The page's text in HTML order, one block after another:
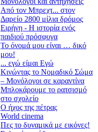
Από τον Μπρεχτ... στον
Δαρείο 2800 μίλια δρόμος
Ειρήνη - Η ιστορία ενός
παιδιού πρόσφυγα
Το όνομά μου είναι … δικό
μου!
... εγώ είμαι Εγώ
Κινώντας το Νομαδικό Σώμα
– Μονόλογοι σε καραντίνα
Μπλοκάρουμε το ρατσισμό
στο σχολείο
Ο ήχος της πέτρας
World cinema
Πες το δυναμικά με εικόνες!